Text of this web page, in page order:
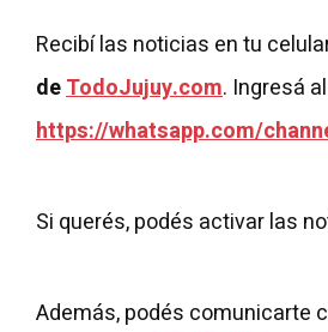
Recibí las noticias en tu
deTodoJujuy.com. Ingresá
https://whatsapp.com/
Si querés, podés activar las
Además, podés comunicarte